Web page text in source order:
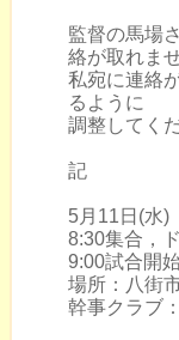
監督の馬場
絡が取れませ
私宛に連絡
るように
調整してく
記
5月11日(水
8:30集合，
9:00試合開
場所：八街
幹事クラブ